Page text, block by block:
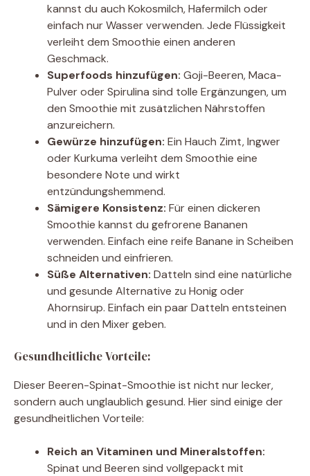
kannst du auch Kokosmilch, Hafermilch oder
einfach nur Wasser verwenden. Jede Flüssigkeit
verleiht dem Smoothie einen anderen
Geschmack.
Superfoods hinzufügen: Goji-Beeren, Maca-
Pulver oder Spirulina sind tolle Ergänzungen, um
den Smoothie mit zusätzlichen Nährstoffen
anzureichern.
Gewürze hinzufügen: Ein Hauch Zimt, Ingwer
oder Kurkuma verleiht dem Smoothie eine
besondere Note und wirkt
entzündungshemmend.
Sämigere Konsistenz: Für einen dickeren
Smoothie kannst du gefrorene Bananen
verwenden. Einfach eine reife Banane in Scheiben
schneiden und einfrieren.
Süße Alternativen: Datteln sind eine natürliche
und gesunde Alternative zu Honig oder
Ahornsirup. Einfach ein paar Datteln entsteinen
und in den Mixer geben.
Gesundheitliche Vorteile:
Dieser Beeren-Spinat-Smoothie ist nicht nur lecker,
sondern auch unglaublich gesund. Hier sind einige der
gesundheitlichen Vorteile:
Reich an Vitaminen und Mineralstoffen:
Spinat und Beeren sind vollgepackt mit